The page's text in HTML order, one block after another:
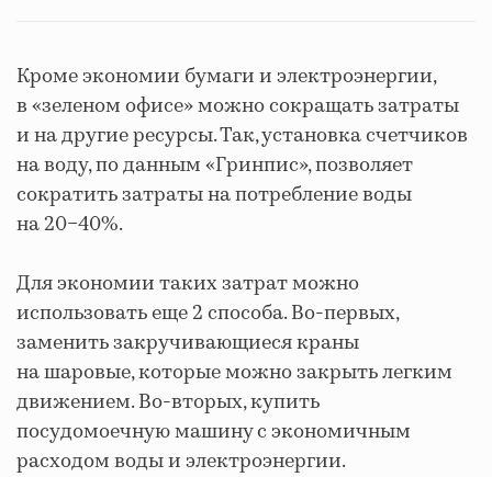
Кроме экономии бумаги и электроэнергии,
в «зеленом офисе» можно сокращать затраты
и на другие ресурсы. Так, установка счетчиков
на воду, по данным «Гринпис», позволяет
сократить затраты на потребление воды
на 20−40%.
Для экономии таких затрат можно
использовать еще 2 способа. Во-первых,
заменить закручивающиеся краны
на шаровые, которые можно закрыть легким
движением. Во-вторых, купить
посудомоечную машину с экономичным
расходом воды и электроэнергии.